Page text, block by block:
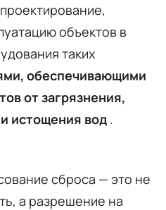
объектов в
таких
обеспечивающими
от загрязнения,
истощения вод .
сброса — это не
а разрешение на